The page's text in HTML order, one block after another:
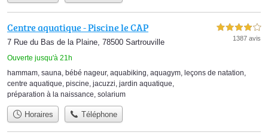
Centre aquatique - Piscine le CAP
7 Rue du Bas de la Plaine, 78500 Sartrouville
Ouverte jusqu'à 21h
4,0 étoiles sur 5
1387 avis
hammam sauna bébé nageur, aquabiking aquagym leçons de natation
centre aquatique piscine jacuzzi jardin aquatique
préparation à la naissance solarium
Horaires Téléphone